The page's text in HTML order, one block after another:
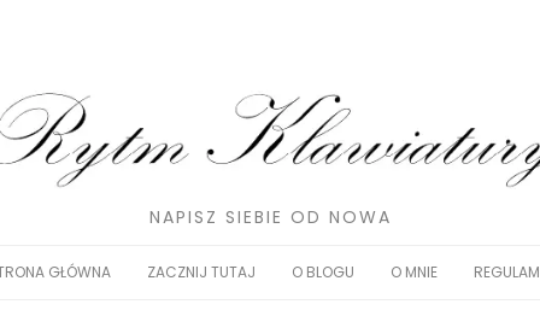
NAPISZ SIEBIE OD NOWA
GŁÓWNA ZACZNIJ TUTAJ O BLOGU O MNIE